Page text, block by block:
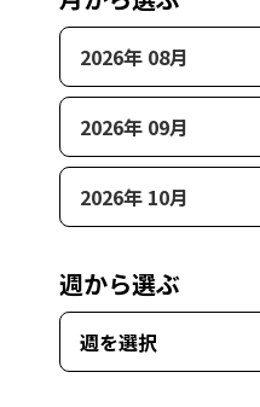
2026年 08月
2026年 09月
2026年 10月
週から選ぶ
週を選択